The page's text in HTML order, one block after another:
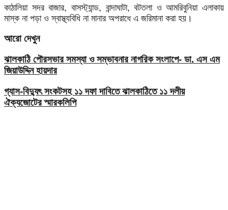
কাঠালিয়া সদর বাজার, বাসস্ট্যান্ড, বান্দাঘাটা, বটতলা ও আমরিবুনিয়া এলাকায়
মাস্ক না পড়া ও স্বাস্থ্যবিধি না মানার অপরাধে এ জরিমানা করা হয়।
আরো দেখুন
ঝালকাঠি পৌরসভার সমস্যা ও সম্ভাবনার নাগরিক সংলাপে- ডা. এস এম
জিয়াউদ্দিন হায়দার
গ্যাস-বিদ্যুৎ সংকটসহ ১১ দফা দাবিতে ঝালকাঠিতে ১১ দলীয়
ঐক্যজোটের স্মারকলিপি